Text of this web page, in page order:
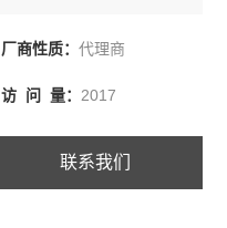
厂商性质： 代理商
访 问 量： 2017
联系我们